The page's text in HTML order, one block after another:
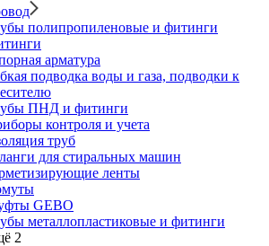
полипропиленовые и фитинги
арматура
подводка воды и газа, подводки к
ПНД и фитинги
контроля и учета
труб
для стиральных машин
ленты
GEBO
металлопластиковые и фитинги
2